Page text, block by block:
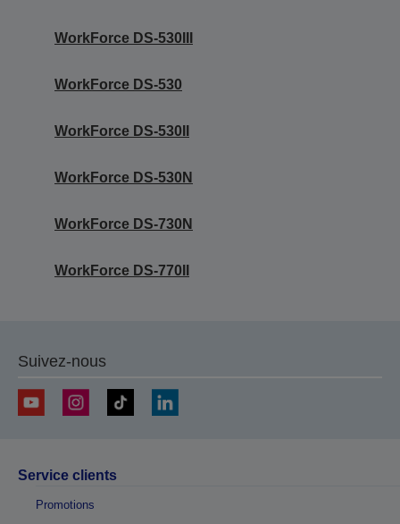
WorkForce DS-530III
WorkForce DS-530
WorkForce DS-530II
WorkForce DS-530N
WorkForce DS-730N
WorkForce DS-770II
Suivez-nous
Service clients
Promotions